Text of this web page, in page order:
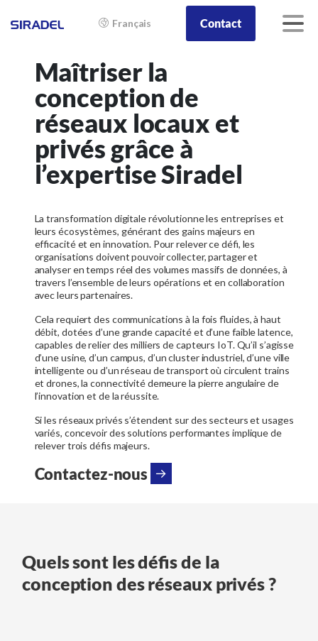
Français Contact
Maîtriser la
conception de
réseaux locaux et
privés grâce à
l’expertise Siradel
La transformation digitale révolutionne les entreprises et
leurs écosystèmes, générant des gains majeurs en
efficacité et en innovation. Pour relever ce défi, les
organisations doivent pouvoir collecter, partager et
analyser en temps réel des volumes massifs de données, à
travers l’ensemble de leurs opérations et en collaboration
avec leurs partenaires.
Cela requiert des communications à la fois fluides, à haut
débit, dotées d’une grande capacité et d’une faible latence,
capables de relier des milliers de capteurs IoT. Qu’il s’agisse
d’une usine, d’un campus, d’un cluster industriel, d’une ville
intelligente ou d’un réseau de transport où circulent trains
et drones, la connectivité demeure la pierre angulaire de
l’innovation et de la réussite.
Si les réseaux privés s’étendent sur des secteurs et usages
variés, concevoir des solutions performantes implique de
relever trois défis majeurs.
Contactez-nous
Quels sont les défis de la
conception des réseaux privés ?